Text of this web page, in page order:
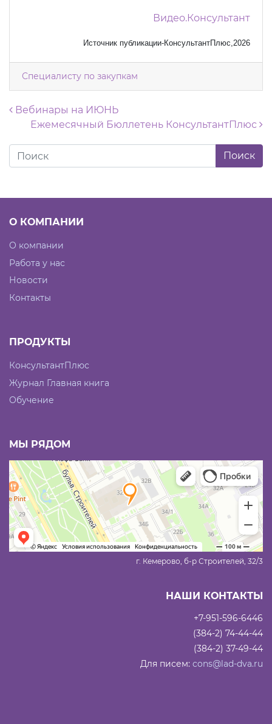
Видео.Консультант
Источник публикации-КонсультантПлюс,2026
Специалисту по закупкам
Навигация по записям
Вебинары на ИЮНЬ
Ежемесячный Бюллетень КонсультантПлюс
О КОМПАНИИ
О компании
Работа у нас
Новости
Контакты
ПРОДУКТЫ
КонсультантПлюс
Журнал Главная книга
Обучение
МЫ РЯДОМ
г. Кемерово, б-р Строителей, 32/3
НАШИ КОНТАКТЫ
+7-951-596-6446
(384-2) 74-44-44
(384-2) 37-49-44
Для писем: cons@lad-dva.ru